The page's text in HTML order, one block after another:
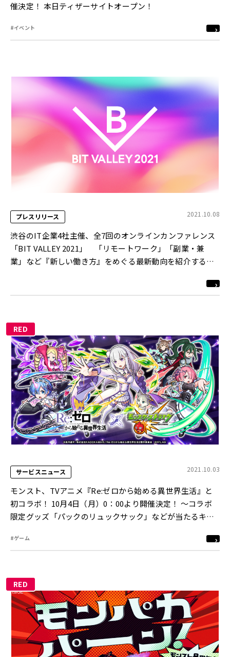
催決定！ 本日ティザーサイトオープン！
#イベント
プレスリリース 2021.10.08
渋谷のIT企業4社主催、全7回のオンラインカンファレンス
「BIT VALLEY 2021」 「リモートワーク」「副業・兼
業」など『新しい働き方』をめぐる最新動向を紹介する第5
RED
サービスニュース 2021.10.03
モンスト、TVアニメ『Re:ゼロから始める異世界生活』と
初コラボ！ 10月4日（月）0：00より開催決定！ ～コラボ
限定グッズ「パックのリュックサック」などが当たるキャ
#ゲーム
RED